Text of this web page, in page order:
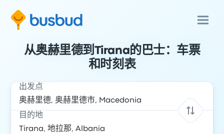
从奥赫里德到Tirana的巴士：车票
和时刻表
出发点
目的地